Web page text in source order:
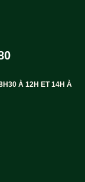
À 12H ET 14H À